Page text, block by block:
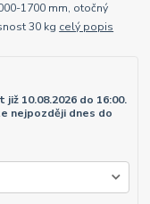
1700 mm, otočný
30 kg celý popis
10.08.2026 do 16:00.
nejpozději dnes do